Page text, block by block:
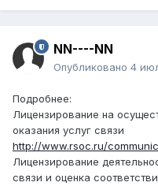
NN----NN
Опубликовано 4
Подробнее:
Лицензирование на
оказания услуг связи
http://www.rsoc.ru/
Лицензирование
связи и оценка